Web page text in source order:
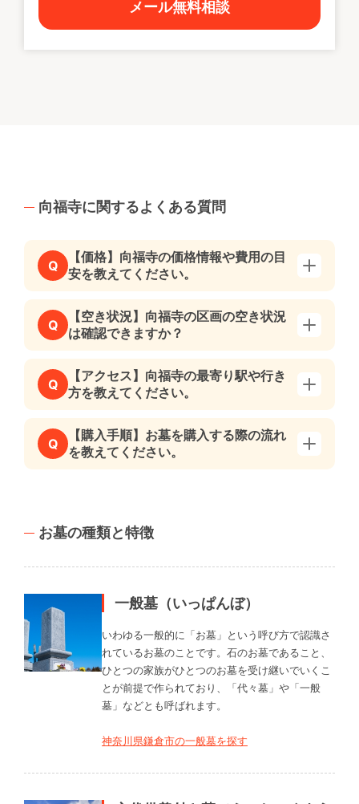
メール無料相談
向福寺に関するよくある質問
Q
【価格】向福寺の価格情報や費用の目
安を教えてください。
Q
【空き状況】向福寺の区画の空き状況
は確認できますか？
Q
【アクセス】向福寺の最寄り駅や行き
方を教えてください。
Q
【購入手順】お墓を購入する際の流れ
を教えてください。
お墓の種類と特徴
一般墓（いっぱんぼ）
いわゆる一般的に「お墓」という呼び方で認識さ
れているお墓のことです。石のお墓であること、
ひとつの家族がひとつのお墓を受け継いでいくこ
とが前提で作られており、「代々墓」や「一般
墓」などとも呼ばれます。
神奈川県鎌倉市の一般墓を探す